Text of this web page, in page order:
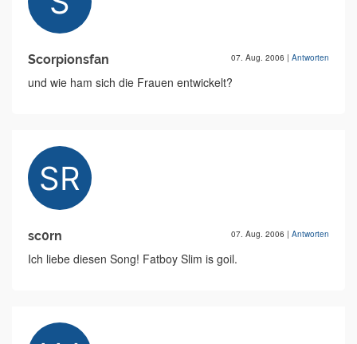
Scorpionsfan 07. Aug. 2006 | Antworten
und wie ham sich die Frauen entwickelt?
sc0rn 07. Aug. 2006 | Antworten
Ich liebe diesen Song! Fatboy Slim is goil.